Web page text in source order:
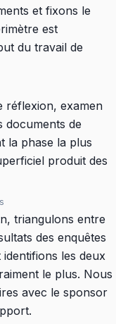
et fixons le
est
du travail de
réflexion, examen
documents de
la phase la plus
produit des
triangulons entre
des enquêtes
les deux
le plus. Nous
avec le sponsor